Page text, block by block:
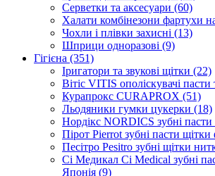
Серветки та аксесуари (60)
Халати комбінезони фартухи
Чохли і плівки захисні (13)
Шприци одноразові (9)
Гігієна (351)
Іригатори та звукові щітки (22)
Вітіс VITIS ополіскувачі
Курапрокс CURAPROX (51)
Льодяники гумки цукерки (18)
Нордікс NORDICS зубні
Пірот Pierrot зубні пасти
Песітро Pesitro зубні щітки
Сі Медикал Ci Medical зубні
Японія (9)